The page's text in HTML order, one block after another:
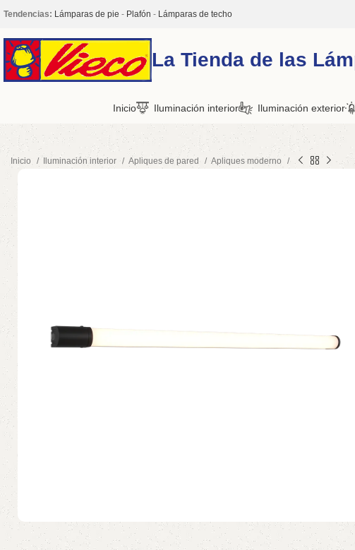
Tendencias: Lámparas de pie - Plafón - Lámparas de techo
La Tienda de las
Inicio Iluminación interior Iluminación exterior
Inicio Iluminación interior Apliques de pared Apliques moderno